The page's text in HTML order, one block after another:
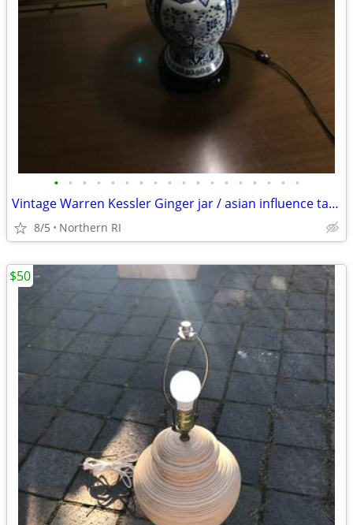
• • • • • • • • • • • • • • • • • •
Vintage Warren Kessler Ginger jar / asian influence table lamp A171
8/5 Northern RI
$50